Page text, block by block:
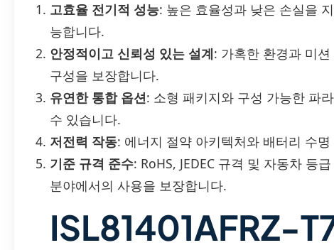
고효율 전기적 성능: 높은 효율성과 낮은 손실을
능합니다.
안정적이고 신뢰성 있는 설계: 가혹한 환경과 미
구성을 보장합니다.
유연한 통합 옵션: 소형 패키지와 구성 가능한 파
수 있습니다.
저전력 작동: 에너지 절약 아키텍처와 배터리 수
기준 규격 준수: RoHS, JEDEC 규격 및 자동차 등
분야에서의 사용을 보장합니다.
ISL81401AFRZ-